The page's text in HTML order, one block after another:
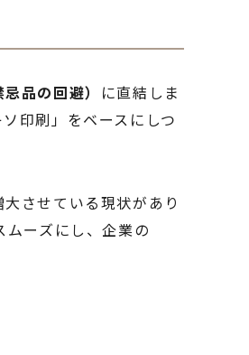
品の回避） に直結しま
印刷」をベースにしつ
させている現状があり
ーズにし、企業の